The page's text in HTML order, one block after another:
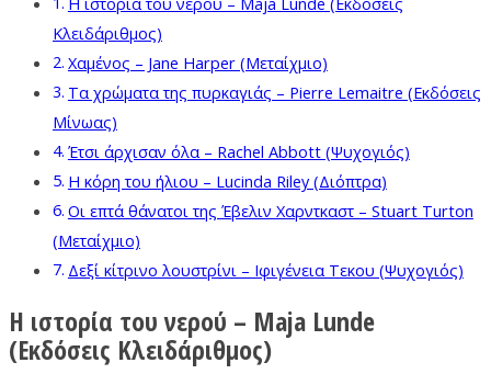
Κλειδάριθμος)
Χαμένος – Jane Harper (Μεταίχμιο)
Τα χρώματα της πυρκαγιάς – Pierre Lemaitre (Εκδόσεις
Μίνωας)
Έτσι άρχισαν όλα – Rachel Abbott (Ψυχογιός)
Η κόρη του ήλιου – Lucinda Riley (Διόπτρα)
Οι επτά θάνατοι της Έβελιν Χαρντκαστ – Stuart Turton
(Μεταίχμιο)
Δεξί κίτρινο λουστρίνι – Ιφιγένεια Τεκου (Ψυχογιός)
Η ιστορία του νερού – Maja Lunde
(Εκδόσεις Κλειδάριθμος)